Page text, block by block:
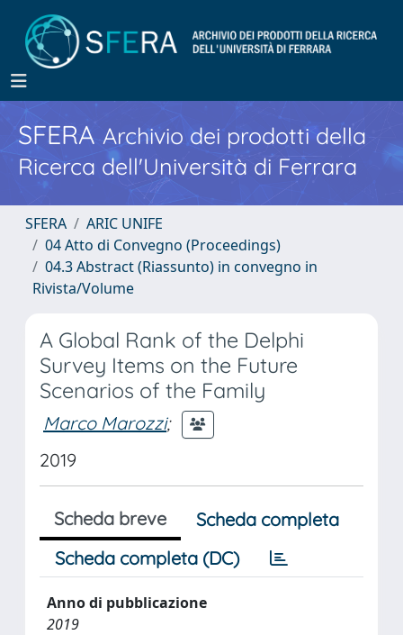
SFERA Archivio dei prodotti della
Ricerca dell'Università di Ferrara
SFERA
ARIC UNIFE
04 Atto di Convegno (Proceedings)
04.3 Abstract (Riassunto) in convegno in
Rivista/Volume
A Global Rank of the Delphi
Survey Items on the Future
Scenarios of the Family
Marco Marozzi;
2019
Scheda breve
Scheda completa
Scheda completa (DC)
Anno di pubblicazione
2019